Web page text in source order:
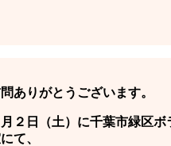
ありがとうございます。
２日（土）に千葉市緑区ボ
て、